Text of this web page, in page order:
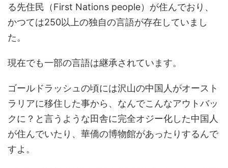
る先住民（First Nations people）が住んでおり、
かつては250以上の独自の言語が存在していまし
た。
現在でも一部の言語は継承されています。
ゴールドラッシュの頃には沢山の中国人がオースト
ラリアに移住した事から、なんでこんなアウトバッ
クに？と言うような田舎に完全オジー化した中国人
が住んでいたり、華僑の博物館があったりするんで
すよ。